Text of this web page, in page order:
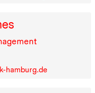
hamburg.de